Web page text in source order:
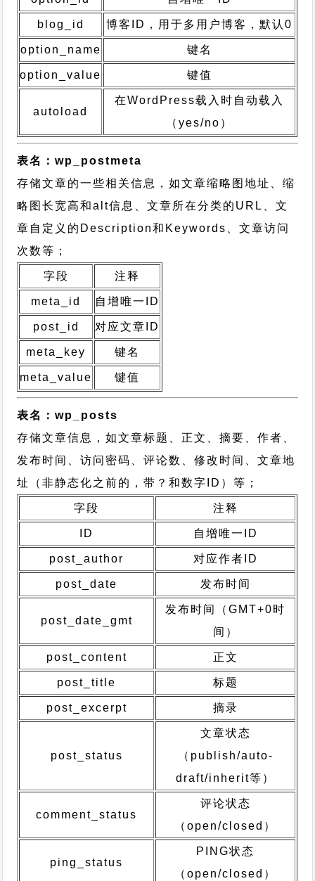
blog_id 博客ID，用于多用户博客，默认0
option_name 键名
option_value 键值
autoload
在WordPress载入时自动载入
（yes/no）
表名：wp_postmeta
存储文章的一些相关信息，如文章缩略图地址、缩
略图长宽高和alt信息、文章所在分类的URL、文
章自定义的Description和Keywords、文章访问
次数等；
字段 注释
meta_id 自增唯一ID
post_id 对应文章ID
meta_key 键名
meta_value 键值
表名：wp_posts
存储文章信息，如文章标题、正文、摘要、作者、
发布时间、访问密码、评论数、修改时间、文章地
址（非静态化之前的，带？和数字ID）等；
字段 注释
ID 自增唯一ID
post_author 对应作者ID
post_date 发布时间
post_date_gmt
发布时间（GMT+0时
间）
post_content 正文
post_title 标题
post_excerpt 摘录
post_status
文章状态
（publish/auto-
draft/inherit等）
comment_status
评论状态
（open/closed）
ping_status
PING状态
（open/closed）